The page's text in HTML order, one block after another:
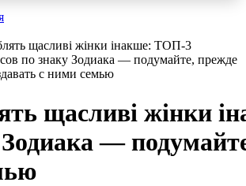
щасливі жінки інакше: ТОП-3
по знаку Зодиака — подумайте, прежде
с ними семью
щасливі жінки
—